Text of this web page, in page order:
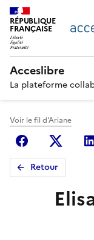
RÉPUBLIQUE
FRANÇAISE
Acceslibre
La plateforme
Voir le fil d'Ariane
FacebookX
Retour